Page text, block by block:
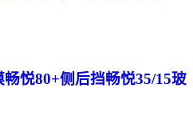
悦80+侧后挡畅悦35/15玻